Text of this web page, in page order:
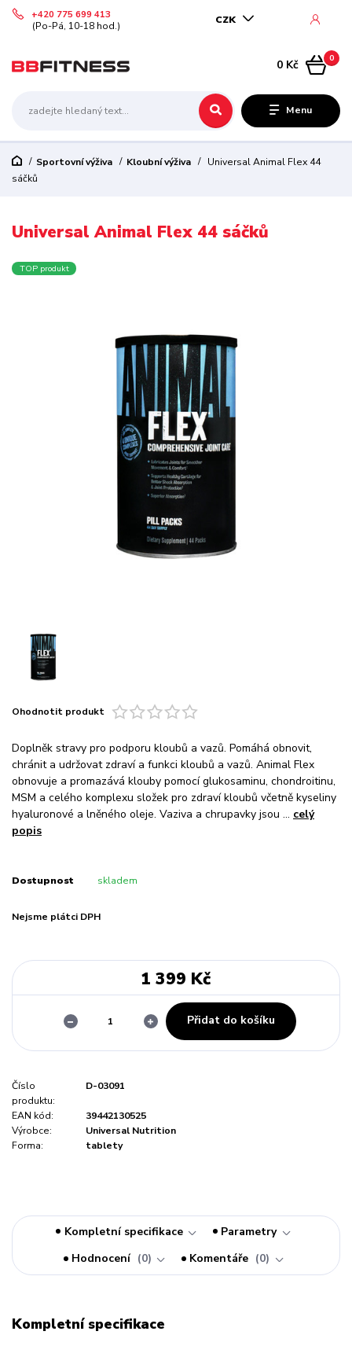
Menu
CZK
+420 775 699 413
(Po-Pá, 10-18 hod.)
0
0 Kč
Sportovní výživa Kloubní výživa
Universal Animal Flex 44
sáčků
Universal Animal Flex 44 sáčků
TOP produkt
Ohodnotit produkt
Doplněk stravy pro podporu kloubů a vazů. Pomáhá obnovit,
chránit a udržovat zdraví a funkci kloubů a vazů. Animal Flex
obnovuje a promazává klouby pomocí glukosaminu, chondroitinu,
MSM a celého komplexu složek pro zdraví kloubů včetně kyseliny
hyaluronové a lněného oleje. Vaziva a chrupavky jsou ... celý
popis
Dostupnost skladem
Nejsme plátci DPH
1 399 Kč
Přidat do košíku
Číslo
produktu:
D-03091
EAN kód:
39442130525
Výrobce:
Universal Nutrition
Forma:
tablety
Kompletní specifikace
Parametry
Hodnocení
0 Komentáře 0
Kompletní specifikace